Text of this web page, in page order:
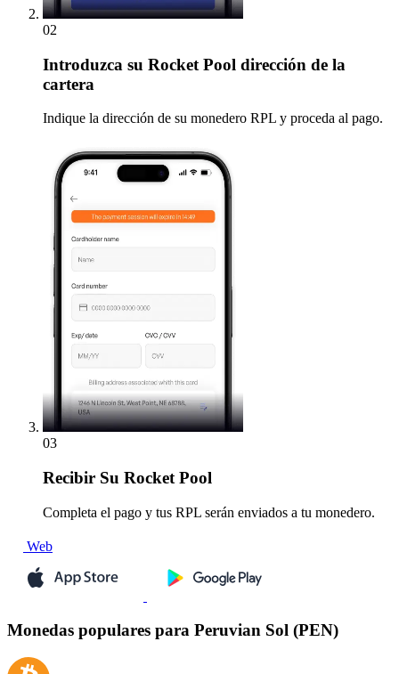
02
Introduzca su Rocket Pool dirección de la
cartera
Indique la dirección de su monedero RPL y proceda al pago.
03
Recibir Su Rocket Pool
Completa el pago y tus RPL serán enviados a tu monedero.
Web
Monedas populares para Peruvian Sol (PEN)